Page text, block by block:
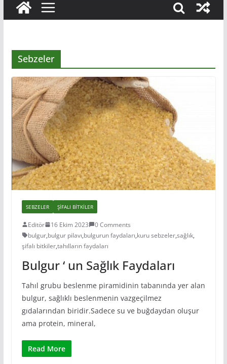
Sebzeler
SEBZELER ŞIFALI BITKILER
Editör 16 Ekim 2023
0 Comments
bulgur,bulgur pilavı,bulgurun faydaları,kuru sebzeler,sağlık,
şifalı bitkiler,tahılların faydaları
Bulgur ‘ un Sağlık Faydaları
Tahıl grubu beslenme piramidinin tabanında yer alan
bulgur, sağlıklı beslenmenin vazgeçilmez
gıdalarından biridir.Sadece su ve buğdaydan oluşur
ama protein, mineral,
Read More